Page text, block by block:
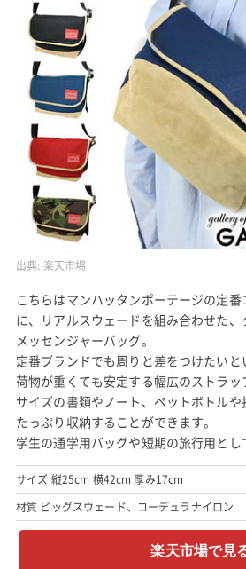
出典: 楽天市場
こちらはマンハッタンポーテージの定
に、リアルスウェードを組み合わせた
メッセンジャーバッグ。
定番ブランドでも周りと差をつけたいと
荷物が重くても安定する幅広のストラ
サイズの書類やノート、ペットボトル
たっぷり収納することができます。
学生の通学用バッグや短期の旅行用とし
サイズ 縦25cm 横42cm 厚み17cm
材質 ピッグスウェード、コーデュラナイロン
楽天市場で見